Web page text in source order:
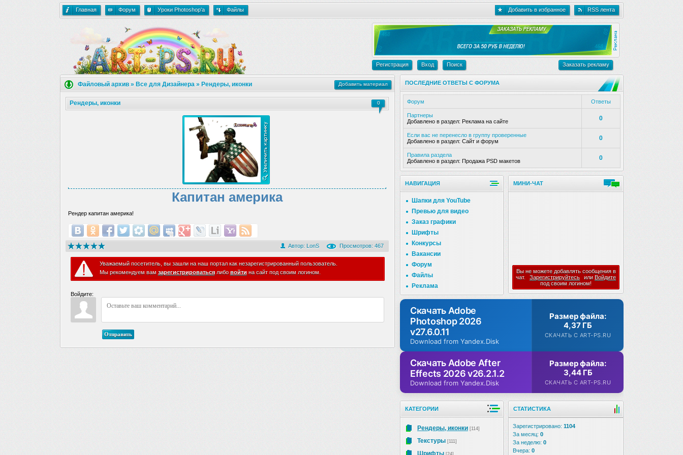
Главная Форум Уроки Photoshop'a Файлы Добавить в избранное RSS лента
Регистрация Вход Поиск Заказать рекламу
Файловый архив » Все для Дизайнера » Рендеры, иконки Добавить материал
Рендеры, иконки 0
Капитан америка
Рендер капитан америка!
Автор: LonS Просмотров: 467
Уважаемый посетитель, вы зашли на наш портал как незарегистрированный пользователь.
Мы рекомендуем вам зарегистрироватьсялибо войти на сайт под своим логином.
Войдите:
Отправить
ПОСЛЕДНИЕ ОТВЕТЫ С ФОРУМА
Форум Ответы
Партнеры
Добавлено в раздел: Реклама на сайте 0
Если вас не перенесло в группу проверенные
Добавлено в раздел: Сайт и форум 0
Правила раздела
Добавлено в раздел: Продажа PSD макетов 0
НАВИГАЦИЯ
Шапки для YouTube
Превью для видео
Заказ графики
Шрифты
Конкурсы
Вакансии
Форум
Файлы
Реклама
МИНИ-ЧАТ
Вы не можете добавлять сообщения в
чат.
Зарегистрируйтесь или Войдите
под своим логином!
Скачать Adobe
Photoshop 2026
v27.6.0.11
Download from Yandex.Disk
Размер файла:
4,37 ГБ
СКАЧАТЬ С ART-PS.RU
Скачать Adobe After
Effects 2026 v26.2.1.2
Download from Yandex.Disk
Размер файла:
3,44 ГБ
СКАЧАТЬ С ART-PS.RU
КАТЕГОРИИ
Рендеры, иконки [114]
Текстуры [111]
Шрифты [24]
СТАТИСТИКА
Зарегистрировано: 1104
За месяц: 0
За неделю: 0
Вчера: 0